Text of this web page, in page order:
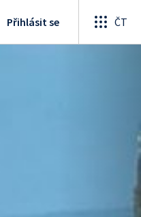
Přihlásit se ČT